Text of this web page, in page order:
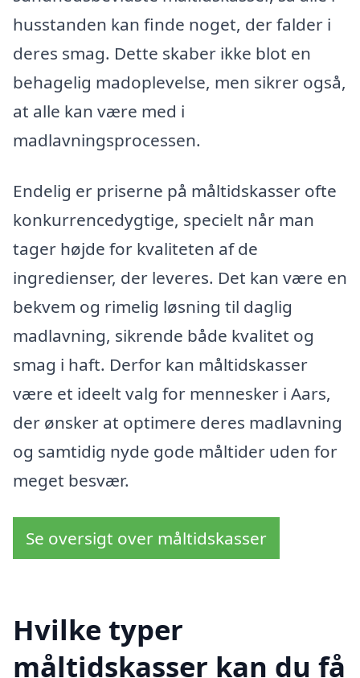
husstanden kan finde noget, der falder i
deres smag. Dette skaber ikke blot en
behagelig madoplevelse, men sikrer også,
at alle kan være med i
madlavningsprocessen.
Endelig er priserne på måltidskasser ofte
konkurrencedygtige, specielt når man
tager højde for kvaliteten af de
ingredienser, der leveres. Det kan være en
bekvem og rimelig løsning til daglig
madlavning, sikrende både kvalitet og
smag i haft. Derfor kan måltidskasser
være et ideelt valg for mennesker i Aars,
der ønsker at optimere deres madlavning
og samtidig nyde gode måltider uden for
meget besvær.
Se oversigt over måltidskasser
Hvilke typer
måltidskasser kan du få